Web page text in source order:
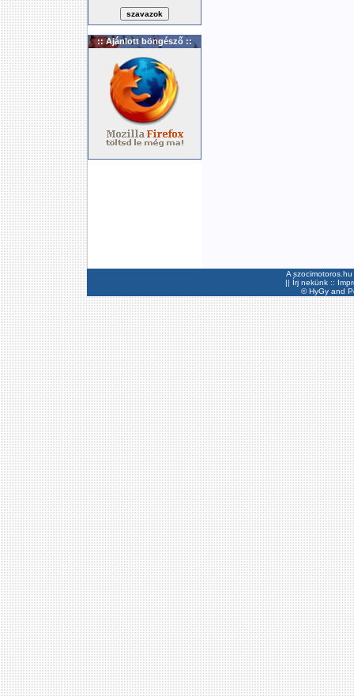
:: Ajánlott böngésző ::
A
|| Írj nekünk ::
©HyGyand